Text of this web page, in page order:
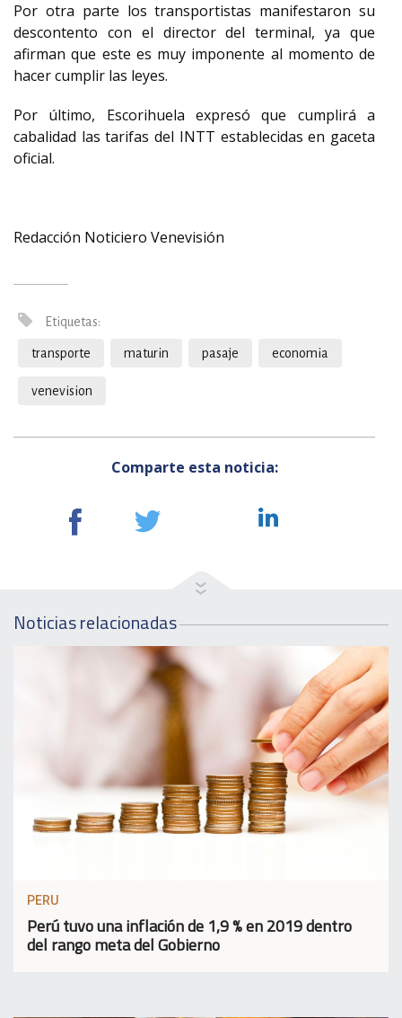
Por otra parte los transportistas manifestaron su
descontento con el director del terminal, ya que
afirman que este es muy imponente al momento de
hacer cumplir las leyes.
Por último, Escorihuela expresó que cumplirá a
cabalidad las tarifas del INTT establecidas en gaceta
oficial.
Redacción Noticiero Venevisión
Etiquetas:
transporte maturin pasaje economia
venevision
Comparte esta noticia:
Noticias relacionadas
PERU
Perú tuvo una inflación de 1,9 % en 2019 dentro
del rango meta del Gobierno